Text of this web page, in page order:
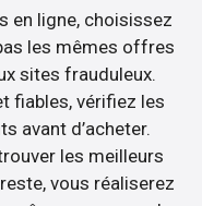
en ligne, choisissez
les mêmes offres
sites frauduleux.
fiables, vérifiez les
avant d’acheter.
les meilleurs
vous réaliserez